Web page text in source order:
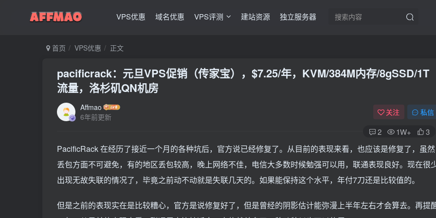
VPS优惠 域名优惠 VPS评测 建站资源 独立服务器
首页 VPS优惠 正文
pacificrack：元旦VPS促销（传家宝），$7.25/年，KVM/384M内存/8gSSD/1T
流量，洛杉矶QN机房
Affmao
6年前更新
关注 私信
2 1W+ 3
PacificRack 在经历了接近一个月的各种坑后，官方说已经修复了。从目前的表现来看，也应该是修复了，虽然
丢包方面不可避免，有的地区丢包较高，晚上网络不佳，电信大多数时候勉强可以用，联通表现良好。现在很
出现无故失联的情况了，毕竟之前动不动就是失联几天的。如果能保持这个水平，年付7刀还是比较值的。
但是之前的表现实在是比较糟心，官方是说修复好了，但是曾经的阴影估计能弥漫上半年左右才会算去。再提